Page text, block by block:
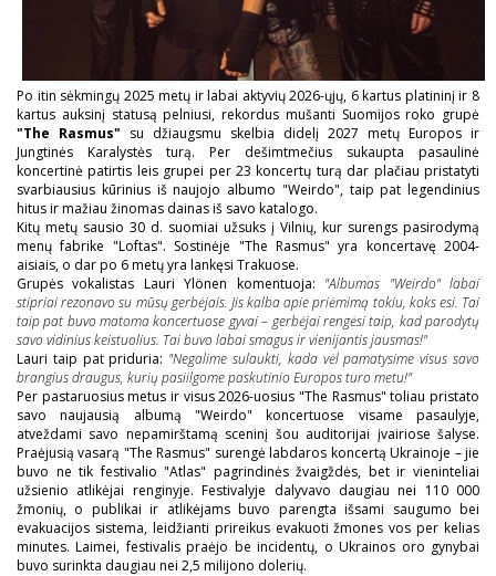
Po itin sėkmingų 2025 metų ir labai aktyvių 2026-ųjų, 6 kartus platininį ir 8
kartus auksinį statusą pelniusi, rekordus mušanti Suomijos roko grupė
"The Rasmus" su džiaugsmu skelbia didelį 2027 metų Europos ir
Jungtinės Karalystės turą. Per dešimtmečius sukaupta pasaulinė
koncertinė patirtis leis grupei per 23 koncertų turą dar plačiau pristatyti
svarbiausius kūrinius iš naujojo albumo "Weirdo", taip pat legendinius
hitus ir mažiau žinomas dainas iš savo katalogo.
Kitų metų sausio 30 d. suomiai užsuks į Vilnių, kur surengs pasirodymą
menų fabrike "Loftas". Sostinėje "The Rasmus" yra koncertavę 2004-
aisiais, o dar po 6 metų yra lankęsi Trakuose.
Grupės vokalistas Lauri Ylönen komentuoja: "Albumas "Weirdo" labai
stipriai rezonavo su mūsų gerbėjais. Jis kalba apie priėmimą tokiu, koks esi. Tai
taip pat buvo matoma koncertuose gyvai – gerbėjai rengėsi taip, kad parodytų
savo vidinius keistuolius. Tai buvo labai smagus ir vienijantis jausmas!"
Lauri taip pat priduria: "Negalime sulaukti, kada vėl pamatysime visus savo
brangius draugus, kurių pasiilgome paskutinio Europos turo metu!"
Per pastaruosius metus ir visus 2026-uosius "The Rasmus" toliau pristato
savo naujausią albumą "Weirdo" koncertuose visame pasaulyje,
atveždami savo nepamirštamą sceninį šou auditorijai įvairiose šalyse.
Praėjusią vasarą "The Rasmus" surengė labdaros koncertą Ukrainoje – jie
buvo ne tik festivalio "Atlas" pagrindinės žvaigždės, bet ir vieninteliai
užsienio atlikėjai renginyje. Festivalyje dalyvavo daugiau nei 110 000
žmonių, o publikai ir atlikėjams buvo parengta išsami saugumo bei
evakuacijos sistema, leidžianti prireikus evakuoti žmones vos per kelias
minutes. Laimei, festivalis praėjo be incidentų, o Ukrainos oro gynybai
buvo surinkta daugiau nei 2,5 milijono dolerių.